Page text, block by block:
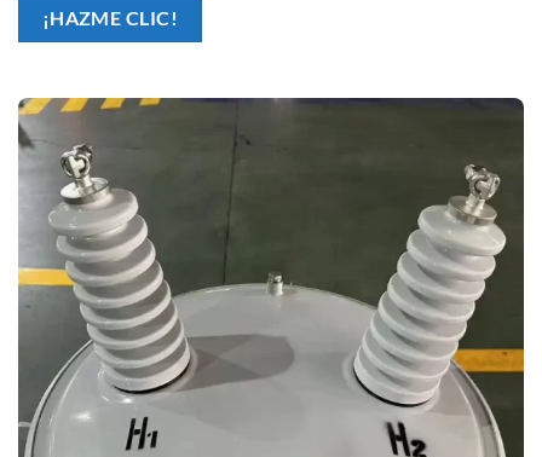
¡HAZME CLIC!